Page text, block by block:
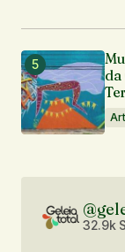
da
32.9k